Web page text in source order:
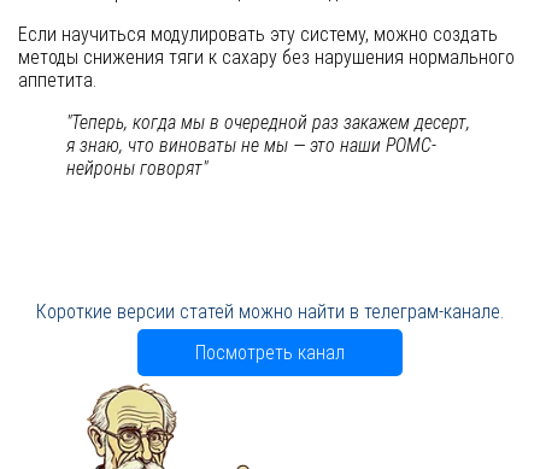
Если научиться модулировать эту систему, можно создать
методы снижения тяги к сахару без нарушения нормального
аппетита.
"Теперь, когда мы в очередной раз закажем десерт,
я знаю, что виноваты не мы — это наши POMC-
нейроны говорят"
Короткие версии статей можно найти в телеграм-канале.
Посмотреть канал